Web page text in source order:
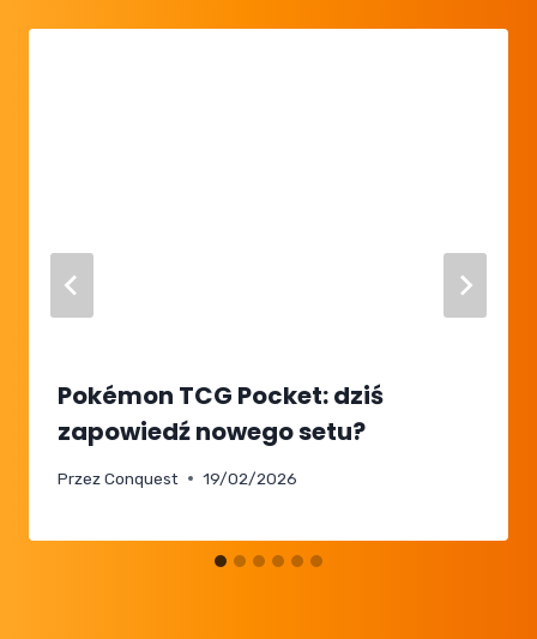
Pokémon TCG Pocket: dziś
zapowiedź nowego setu?
Przez Conquest 19/02/2026